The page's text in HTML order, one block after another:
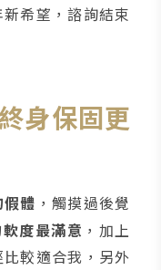
希望，諮詢結束
身保固更
體 ，觸摸過後覺
度最滿意 ，加上
較適合我，另外